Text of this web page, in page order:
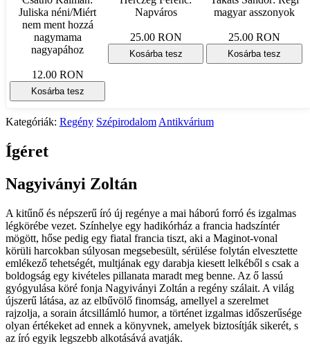
Juliska néni/Miért
nem ment hozzá
nagymama
nagyapához
12.00 RON
Kosárba tesz
Napváros
25.00 RON
Kosárba tesz
magyar asszonyok
25.00 RON
Kosárba tesz
Kategóriák: Regény SzépirodalomAntikvárium
Ígéret
Nagyiványi Zoltán
A kitűnő és népszerű író új regénye a mai háború forró és izgalmas
légkörébe vezet. Színhelye egy hadikórház a francia hadszíntér
mögött, hőse pedig egy fiatal francia tiszt, aki a Maginot-vonal
körüli harcokban súlyosan megsebesült, sérülése folytán elvesztette
emlékező tehetségét, multjának egy darabja kiesett lelkéből s csak a
boldogság egy kivételes pillanata maradt meg benne. Az ő lassú
gyógyulása köré fonja Nagyiványi Zoltán a regény szálait. A világ
újszerű látása, az az elbűvölő finomság, amellyel a szerelmet
rajzolja, a sorain átcsillámló humor, a történet izgalmas időszerűsége
olyan értékeket ad ennek a könyvnek, amelyek biztosítják sikerét, s
az író egyik legszebb alkotásává avatják.